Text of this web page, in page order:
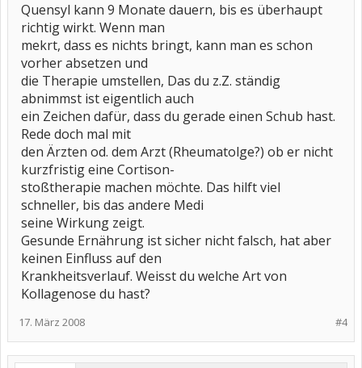
Quensyl kann 9 Monate dauern, bis es überhaupt
richtig wirkt. Wenn man
mekrt, dass es nichts bringt, kann man es schon
vorher absetzen und
die Therapie umstellen, Das du z.Z. ständig
abnimmst ist eigentlich auch
ein Zeichen dafür, dass du gerade einen Schub hast.
Rede doch mal mit
den Ärzten od. dem Arzt (Rheumatolge?) ob er nicht
kurzfristig eine Cortison-
stoßtherapie machen möchte. Das hilft viel
schneller, bis das andere Medi
seine Wirkung zeigt.
Gesunde Ernährung ist sicher nicht falsch, hat aber
keinen Einfluss auf den
Krankheitsverlauf. Weisst du welche Art von
Kollagenose du hast?
#4
17. März 2008